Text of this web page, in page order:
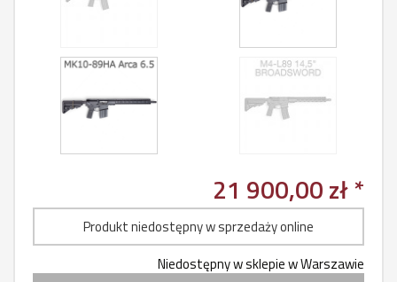
21 900,00 zł *
Produkt niedostępny w sprzedaży online
Niedostępny w sklepie w Warszawie